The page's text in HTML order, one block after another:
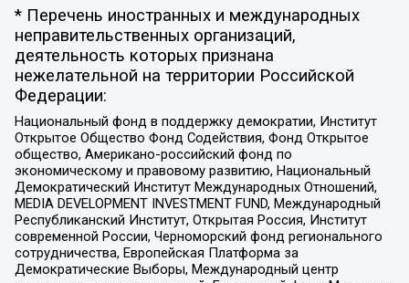
* Перечень иностранных и международных
неправительственных организаций,
деятельность которых признана
нежелательной на территории Российской
Федерации:
Национальный фонд в поддержку демократии, Институт
Открытое Общество Фонд Содействия, Фонд Открытое
общество, Американо-российский фонд по
экономическому и правовому развитию, Национальный
Демократический Институт Международных Отношений,
MEDIA DEVELOPMENT INVESTMENT FUND, Международный
Республиканский Институт, Открытая Россия, Институт
современной России, Черноморский фонд регионального
сотрудничества, Европейская Платформа за
Демократические Выборы, Международный центр